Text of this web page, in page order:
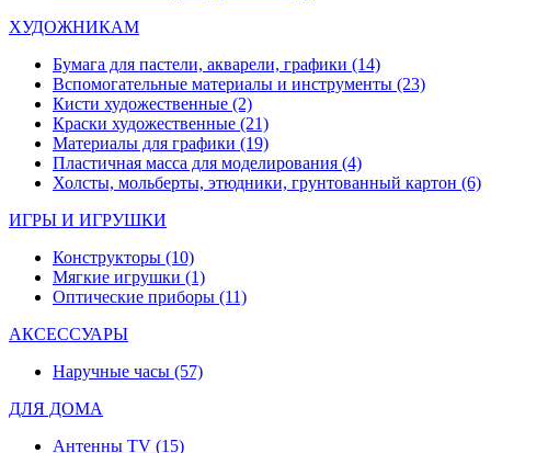
ХУДОЖНИКАМ
Бумага для пастели, акварели, графики (14)
Вспомогательные материалы и инструменты (23)
Кисти художественные (2)
Краски художественные (21)
Материалы для графики (19)
Пластичная масса для моделирования (4)
Холсты, мольберты, этюдники, грунтованный картон (6)
ИГРЫ И ИГРУШКИ
Конструкторы (10)
Мягкие игрушки (1)
Оптические приборы (11)
АКСЕССУАРЫ
Наручные часы (57)
ДЛЯ ДОМА
Антенны TV (15)